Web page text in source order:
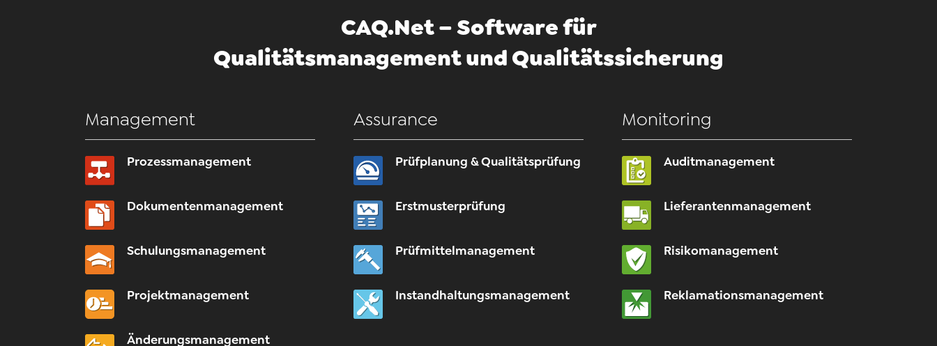
CAQ.Net – Software für
Qualitätsmanagement und Qualitätssicherung
Management
Prozessmanagement
Dokumentenmanagement
Schulungsmanagement
Projektmanagement
Änderungsmanagement
Assurance
Prüfplanung & Qualitätsprüfung
Erstmusterprüfung
Prüfmittelmanagement
Instandhaltungsmanagement
Monitoring
Auditmanagement
Lieferantenmanagement
Risikomanagement
Reklamationsmanagement